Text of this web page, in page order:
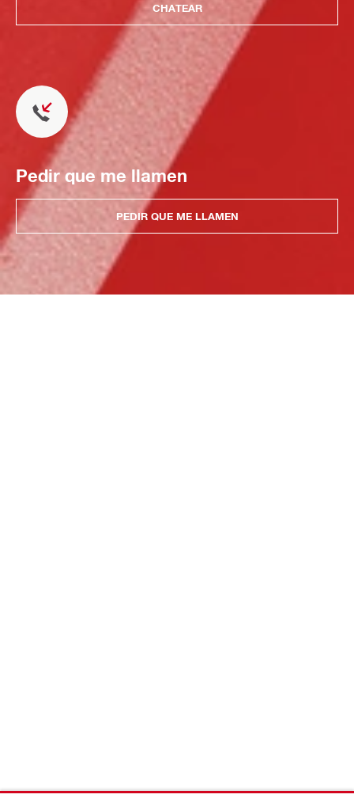
CHATEAR
Pedir que me llamen
PEDIR QUE ME LLAMEN